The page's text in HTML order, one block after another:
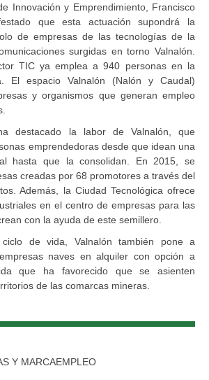
Innovación y Emprendimiento, Francisco
que esta actuación supondrá la
de empresas de las tecnologías de la
surgidas en torno Valnalón.
TIC ya emplea a 940 personas en la
El espacio Valnalón (Nalón y Caudal)
y organismos que generan empleo
destacado la labor de Valnalón, que
emprendedoras desde que idean una
hasta que la consolidan. En 2015, se
creadas por 68 promotores a través del
Además, la Ciudad Tecnológica ofrece
en el centro de empresas para las
con la ayuda de este semillero.
de vida, Valnalón también pone a
naves en alquiler con opción a
que ha favorecido que se asienten
de las comarcas mineras.
Y MARCAEMPLEO